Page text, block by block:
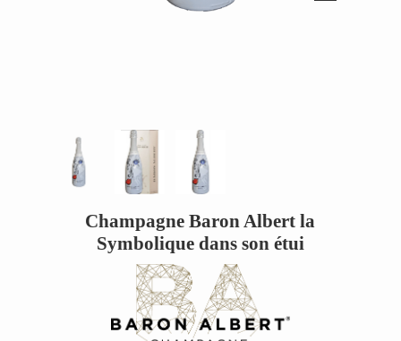
Champagne Baron Albert la
Symbolique dans son étui